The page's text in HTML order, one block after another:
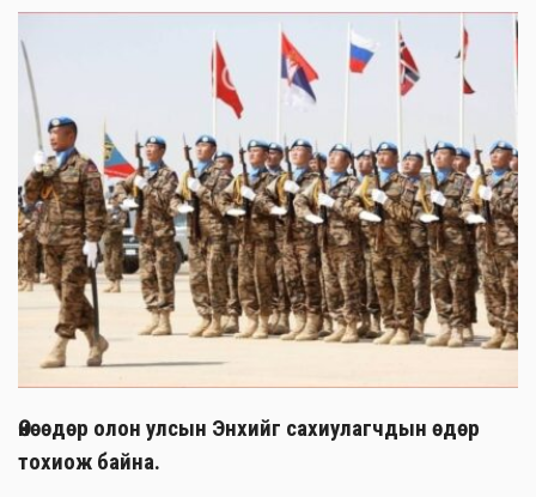
Өнөөдөр олон улсын Энхийг сахиулагчдын өдөр
тохиож байна.